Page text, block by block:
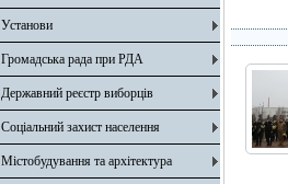
Установи
Громадська рада при РДА
Державний реєстр виборців
Соціальний захист населення
Містобудування та архітектура